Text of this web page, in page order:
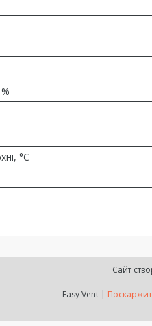
°С
Сайт
Easy Vent |